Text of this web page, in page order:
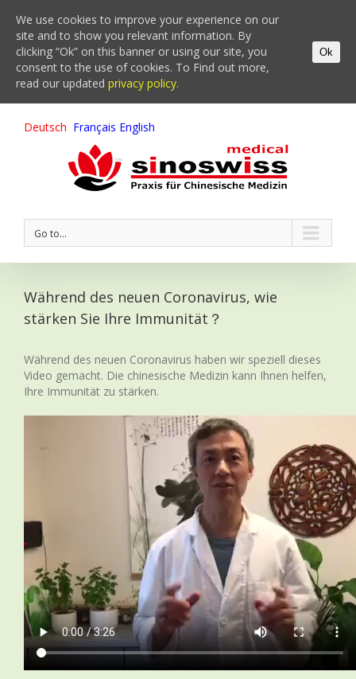
Deutsch Français English
Go to...
Während des neuen Coronavirus, wie
stärken Sie Ihre Immunität？
Während des neuen Coronavirus haben wir speziell dieses
Video gemacht. Die chinesische Medizin kann Ihnen helfen,
Ihre Immunität zu stärken.
We use cookies to improve your experience on our
site and to show you relevant information. By
clicking “Ok” on this banner or using our site, you
consent to the use of cookies. To Find out more,
read our updated privacy policy.
Ok